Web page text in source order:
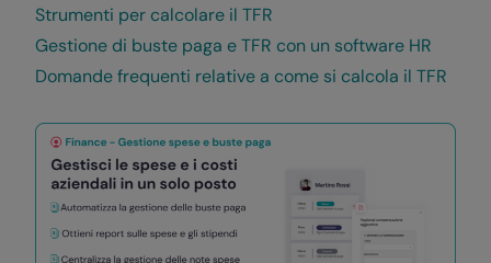
Strumenti per calcolare il TFR
Gestione di buste paga e TFR con un software HR
Domande frequenti relative a come si calcola il TFR